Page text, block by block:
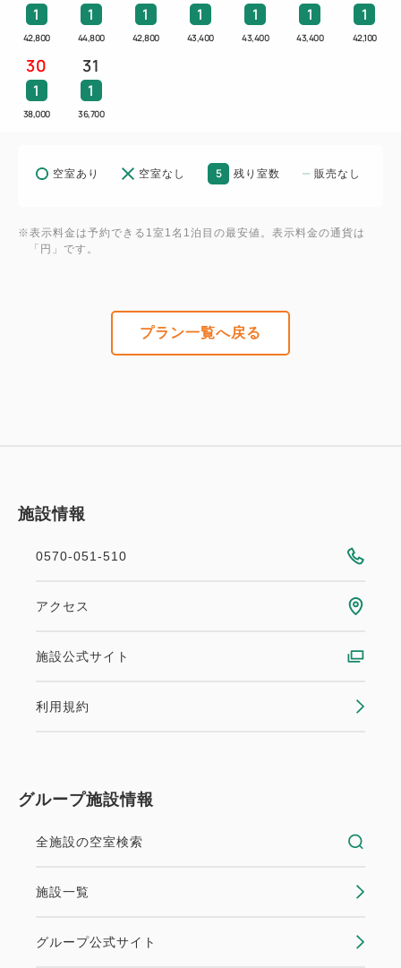
快適で贅沢なひとときをお過ごしください。
【ご滞在特典】
屋内外プール無料！
沖縄県内屈指の屋外プール、ウォータースライダーや
無料で何度でもご利用いただけます
※屋外プールは4月下旬～10月下旬頃までの営業
【ご朝食】6：30～10：00
シェフが目の前で焼き上げるふわふわオムレツなど
・那覇空港から車で約30分（空港リムジンバスで約
・沖縄コンベンションセンターまで徒歩約7分
・アメリカンビレッジまで車で約20分
2026年4月1日以降のご宿泊分より、駐車場料金は
り、2026年4月1日以降のご宿泊分であっても駐車場
チェックアウト時に駐車券をフロントへお持ちくださ
・一部営業内容、営業時間を変更しております。詳細
1
42,800
1
44,800
1
42,800
1
43,400
1
43,400
1
43,400
1
42,100
30
1
38,000
31
1
36,700
空室あり 空室なし 5 残り室数 販売なし
※表示料金は予約できる1室1名1泊目の最安値。表示料金の通貨は
「円」です。
プラン一覧へ戻る
施設情報
0570-051-510
アクセス
施設公式サイト
利用規約
グループ施設情報
全施設の空室検索
施設一覧
グループ公式サイト